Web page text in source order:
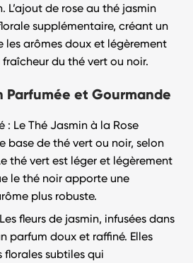
L’ajout de rose au thé jasmin
supplémentaire, créant un
les arômes doux et légèrement
fraîcheur du thé vert ou noir.
Parfumée et Gourmande
: Le Thé Jasmin à la Rose
base de thé vert ou noir, selon
thé vert est léger et légèrement
le thé noir apporte une
plus robuste.
fleurs de jasmin, infusées dans
parfum doux et raffiné. Elles
subtiles qui